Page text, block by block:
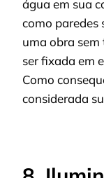
água em sua
como paredes
uma obra sem
ser fixada em
Como
considerada